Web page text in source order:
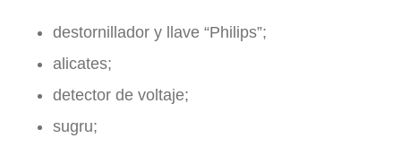
destornillador y llave “Philips”;
alicates;
detector de voltaje;
sugru;